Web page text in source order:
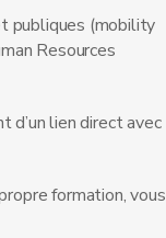
publiques (mobility
Resources
d’un lien direct avec
formation, vous